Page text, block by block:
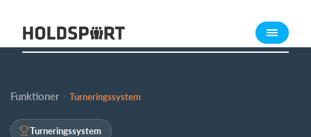
Om Holdsport
Karriere
Presseomtale
Funktioner Turneringssystem
Turneringssystem